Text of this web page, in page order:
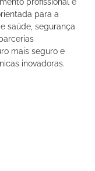
profissional e
para a
saúde, segurança
mais seguro e
inovadoras.